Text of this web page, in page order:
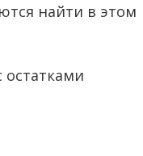
найти в этом